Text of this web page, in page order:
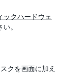
ックハードウェ
。
クを画面に加え